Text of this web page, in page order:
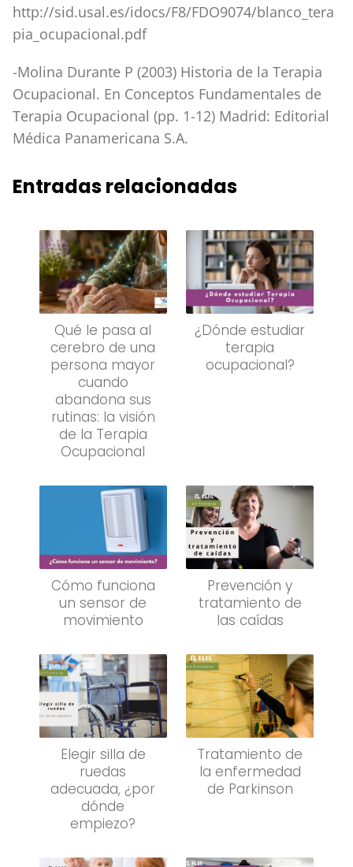
http://sid.usal.es/idocs/F8/FDO9074/blanco_tera
pia_ocupacional.pdf
-Molina Durante P (2003) Historia de la Terapia
Ocupacional. En Conceptos Fundamentales de
Terapia Ocupacional (pp. 1-12) Madrid: Editorial
Médica Panamericana S.A.
Entradas relacionadas
Qué le pasa al
cerebro de una
persona mayor
cuando
abandona sus
rutinas: la visión
de la Terapia
Ocupacional
¿Dónde estudiar
terapia
ocupacional?
Cómo funciona
un sensor de
movimiento
Prevención y
tratamiento de
las caídas
Elegir silla de
ruedas
adecuada, ¿por
dónde
empiezo?
Tratamiento de
la enfermedad
de Parkinson